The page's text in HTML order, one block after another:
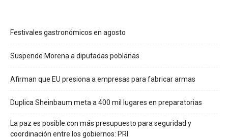
Festivales gastronómicos en agosto
Suspende Morena a diputadas poblanas
Afirman que EU presiona a empresas para fabricar armas
Duplica Sheinbaum meta a 400 mil lugares en preparatorias
La paz es posible con más presupuesto para seguridad y
coordinación entre los gobiernos: PRI